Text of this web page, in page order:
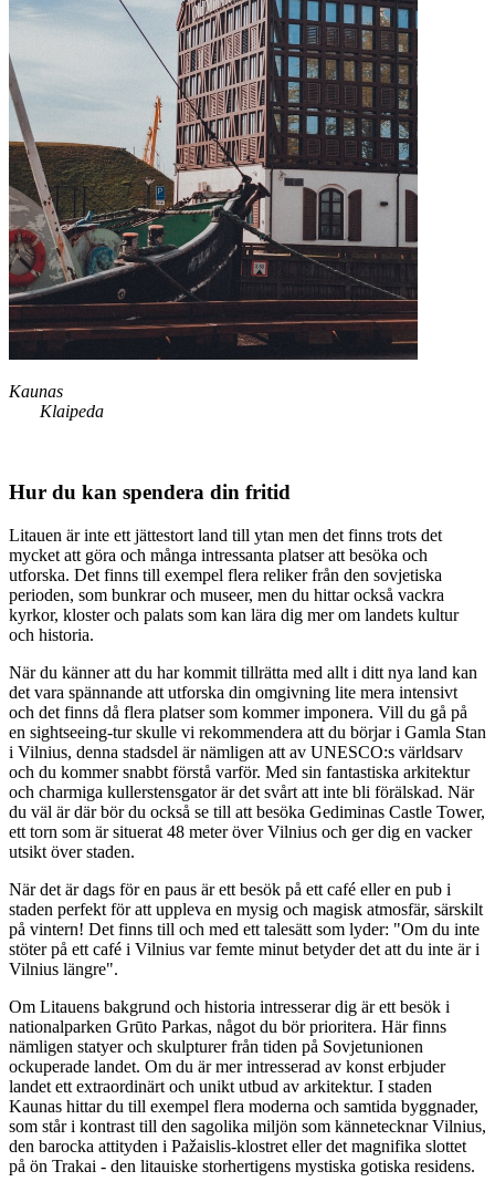
Kaunas
Klaipeda
Hur du kan spendera din fritid
Litauen är inte ett jättestort land till ytan men det finns trots det
mycket att göra och många intressanta platser att besöka och
utforska. Det finns till exempel flera reliker från den sovjetiska
perioden, som bunkrar och museer, men du hittar också vackra
kyrkor, kloster och palats som kan lära dig mer om landets kultur
och historia.
När du känner att du har kommit tillrätta med allt i ditt nya land kan
det vara spännande att utforska din omgivning lite mera intensivt
och det finns då flera platser som kommer imponera. Vill du gå på
en sightseeing-tur skulle vi rekommendera att du börjar i Gamla Stan
i Vilnius, denna stadsdel är nämligen att av UNESCO:s världsarv
och du kommer snabbt förstå varför. Med sin fantastiska arkitektur
och charmiga kullerstensgator är det svårt att inte bli förälskad. När
du väl är där bör du också se till att besöka Gediminas Castle Tower,
ett torn som är situerat 48 meter över Vilnius och ger dig en vacker
utsikt över staden.
När det är dags för en paus är ett besök på ett café eller en pub i
staden perfekt för att uppleva en mysig och magisk atmosfär, särskilt
på vintern! Det finns till och med ett talesätt som lyder: "Om du inte
stöter på ett café i Vilnius var femte minut betyder det att du inte är i
Vilnius längre".
Om Litauens bakgrund och historia intresserar dig är ett besök i
nationalparken Grūto Parkas, något du bör prioritera. Här finns
nämligen statyer och skulpturer från tiden på Sovjetunionen
ockuperade landet. Om du är mer intresserad av konst erbjuder
landet ett extraordinärt och unikt utbud av arkitektur. I staden
Kaunas hittar du till exempel flera moderna och samtida byggnader,
som står i kontrast till den sagolika miljön som kännetecknar Vilnius,
den barocka attityden i Pažaislis-klostret eller det magnifika slottet
på ön Trakai - den litauiske storhertigens mystiska gotiska residens.